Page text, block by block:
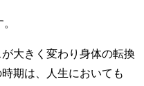
大きく変わり身体の転換
期は、人生においても